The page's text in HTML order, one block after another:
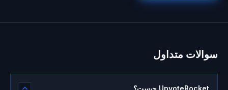
سوالات متداول
UpvoteRocket چیست؟